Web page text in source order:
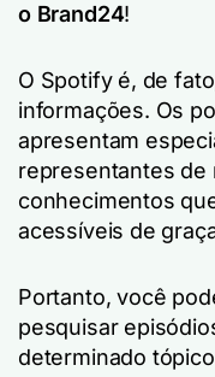
o Brand24!
O Spotify é, de
informações. Os
apresentam
representantes de
conhecimentos
acessíveis de
Portanto, você
pesquisar
determinado